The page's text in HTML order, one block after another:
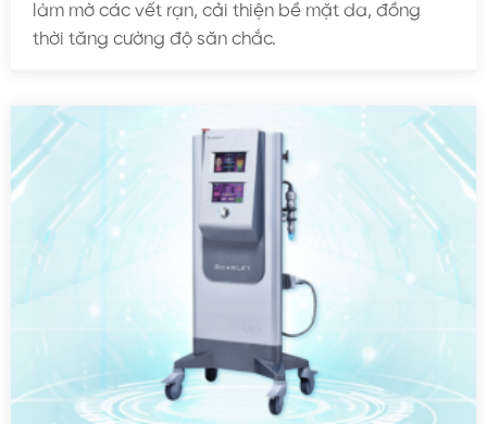
làm mờ các vết rạn, cải thiện bề mặt da, đồng
thời tăng cường độ săn chắc.